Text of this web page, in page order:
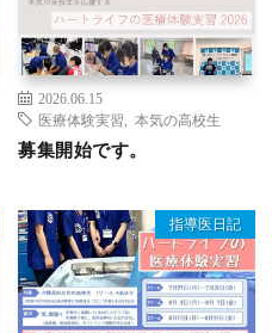
2026.06.15
医療体験実習
本気の高校生
募集開始です。
指導医日記